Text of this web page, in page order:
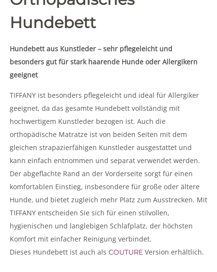
Hundebett
Hundebett aus Kunstleder – sehr pflegeleicht und
besonders gut für stark haarende Hunde oder Allergikern
geeignet
TIFFANY ist besonders pflegeleicht und ideal für Allergiker
geeignet, da das gesamte Hundebett vollständig mit
hochwertigem Kunstleder bezogen ist. Auch die
orthopädische Matratze ist von beiden Seiten mit dem
gleichen strapazierfähigen Kunstleder ausgestattet und
kann einfach entnommen und separat verwendet werden.
Der abgeflachte Rand an der Vorderseite sorgt für einen
komfortablen Einstieg, insbesondere für große oder ältere
Hunde, und bietet zugleich mehr Platz zum Ausstrecken. Mit
TIFFANY entscheiden Sie sich für einen stilvollen,
hygienischen und langlebigen Schlafplatz, der höchsten
Komfort mit einfacher Reinigung verbindet.
Dieses Hundebett ist auch als COUTURE Version erhältlich.